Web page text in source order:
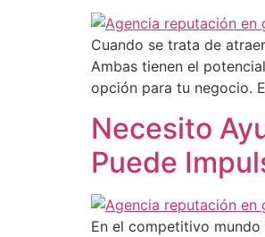
Cuando se trata de
Ambas tienen el
opción para tu negocio.
Necesito
Puede
En el competitivo